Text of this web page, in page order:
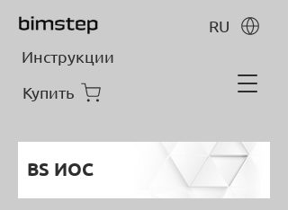
Инструкции
Купить
RU
BS ИОС